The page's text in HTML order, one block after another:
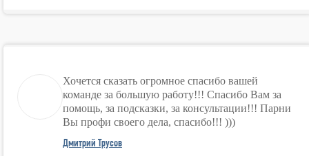
Хочется сказать огромное спасибо вашей
команде за большую работу!!! Спасибо Вам за
помощь, за подсказки, за консультации!!! Парни
Вы профи своего дела, спасибо!!! )))
Дмитрий Трусов